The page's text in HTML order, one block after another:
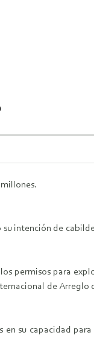
intención de
permisos para
de Arreglo
en su capacidad